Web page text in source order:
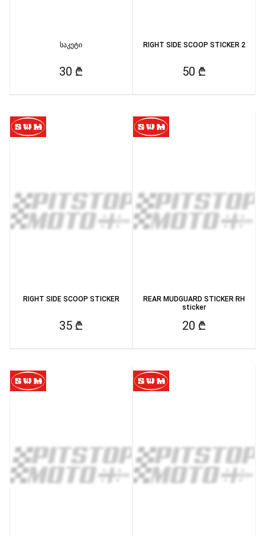
საკეტი
30 ₾
RIGHT SIDE SCOOP STICKER 2
50 ₾
RIGHT SIDE SCOOP STICKER
35 ₾
REAR MUDGUARD STICKER RH
sticker
20 ₾